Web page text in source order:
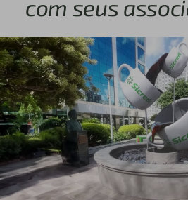
com seus